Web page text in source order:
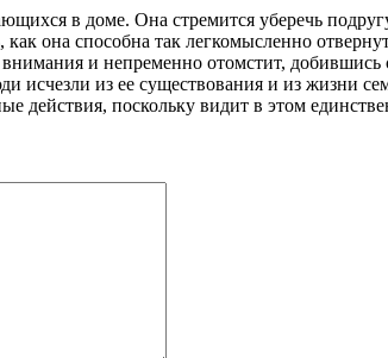
в доме. Она стремится уберечь
она способна так легкомысленно
и непременно отомстит,
исчезли из ее существования и из жизни
действия, поскольку видит в этом